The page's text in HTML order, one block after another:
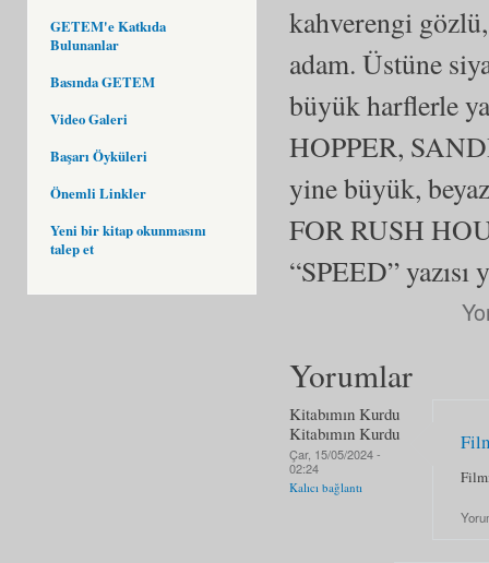
GETEM'e Katkıda
Bulunanlar
Basında GETEM
Video Galeri
Başarı Öyküleri
Önemli Linkler
Yeni bir kitap okunmasını
talep et
kahverengi
adam. Üstüne
büyük harflerle
HOPPER,
yine büyük,
FOR RUSH
“SPEED” yazısı
Yorumlar
Kitabımın Kurdu
Kitabımın Kurdu
Çar, 15/05/2024 -
02:24
Kalıcı bağlantı